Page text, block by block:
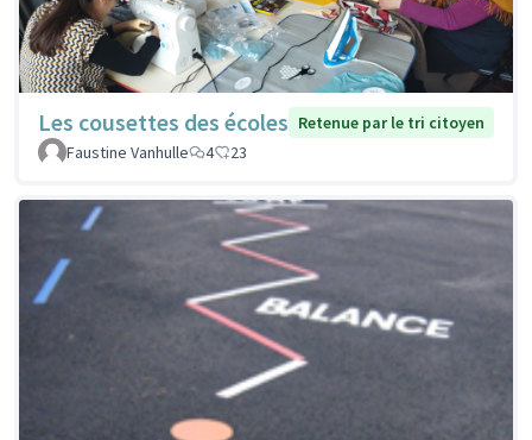
Les cousettes des écoles Retenue par le tri citoyen
Faustine Vanhulle
4 23